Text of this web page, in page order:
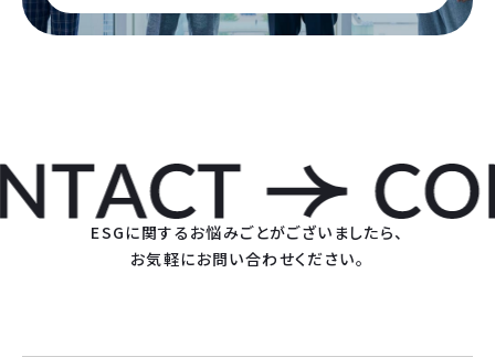
ESGに関するお悩みごとがございましたら、
お気軽にお問い合わせください。